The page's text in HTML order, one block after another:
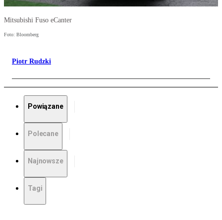
Mitsubishi Fuso eCanter
Foto: Bloomberg
Piotr Rudzki
Powiązane
Polecane
Najnowsze
Tagi